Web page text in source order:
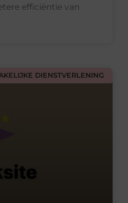
efficiëntie van
DIENSTVERLENING